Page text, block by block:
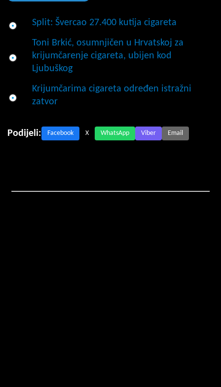
Split: Švercao 27.400 kutija cigareta
Toni Brkić, osumnjičen u Hrvatskoj za
krijumčarenje cigareta, ubijen kod
Ljubuškog
Krijumčarima cigareta određen istražni
zatvor
Podijeli: Facebook X WhatsApp Viber Email